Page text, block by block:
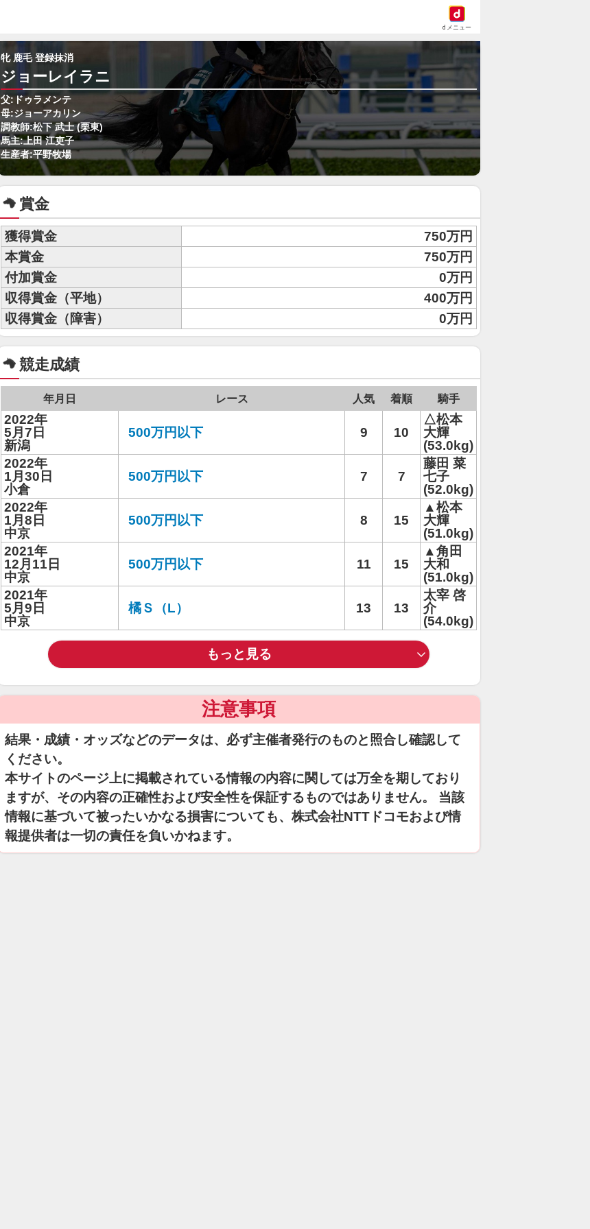
dメニュー
牝 鹿毛 登録抹消
ジョーレイラニ
父:ドゥラメンテ
母:ジョーアカリン
調教師:松下 武士 (栗東)
馬主:上田 江吏子
生産者:平野牧場
賞金
獲得賞金
750万円
本賞金
750万円
付加賞金
0万円
収得賞金（平地）
400万円
収得賞金（障害）
0万円
競走成績
年月日 レース 人気 着順 騎手
2022年
5月7日
新潟
500万円以下 9 10
△松本
大輝
(53.0kg)
2022年
1月30日
小倉
500万円以下 7 7
藤田 菜
七子
(52.0kg)
2022年
1月8日
中京
500万円以下 8 15
▲松本
大輝
(51.0kg)
2021年
12月11日
中京
500万円以下 11 15
▲角田
大和
(51.0kg)
2021年
5月9日
中京
橘Ｓ（L） 13 13
太宰 啓
介
(54.0kg)
もっと見る
注意事項
結果・成績・オッズなどのデータは、必ず主催者発行のものと照合し確認して
ください。
本サイトのページ上に掲載されている情報の内容に関しては万全を期しており
ますが、その内容の正確性および安全性を保証するものではありません。 当該
情報に基づいて被ったいかなる損害についても、株式会社NTTドコモおよび情
報提供者は一切の責任を負いかねます。